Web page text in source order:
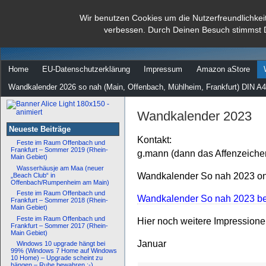
Wir benutzen Cookies um die
verbessen. Durch Deinen Besuch stimmst
dann rate mal
Home EU-Datenschutzerklärung Impressum Amazon aStore
Wandkalender 2026 so nah (Main, Offenbach, Mühlheim, Frankfurt) DIN
Neueste Beiträge
Feste im Raum Offenbach und
Frankfurt – Sommer 2019 (Rhein-
Main Gebiet)
Wasserhäusje am Maa (neuer
„Beach Club“ in
Offenbach/Rumpenheim am Main)
Feste im Raum Offenbach und
Frankfurt – Sommer 2018 (Rhein-
Main Gebiet)
Feste im Raum Offenbach und
Frankfurt – Sommer 2017 (Rhein-
Main Gebiet)
Windows 10 upgrade hängt bei
99% (Windows 7 Home auf Windows
10 Home) – Upgrade scheint zu
Wandkalender 2023
Kontakt:
g.mann (dann das
Wandkalender So nah 2023
Wandkalender So nah 2023
Hier noch weitere
Januar